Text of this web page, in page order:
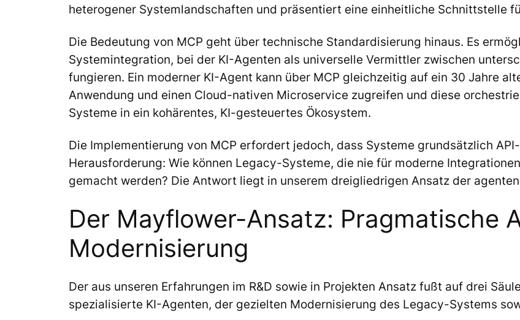
heterogener Systemlandschaften und präsentiert eine einheitliche Schnittstelle
Die Bedeutung von MCP geht über technische Standardisierung hinaus. Es
Systemintegration, bei der KI-Agenten als universelle Vermittler zwischen
fungieren. Ein moderner KI-Agent kann über MCP gleichzeitig auf ein 30 Jahre
Anwendung und einen Cloud-nativen Microservice zugreifen und diese
Systeme in ein kohärentes, KI-gesteuertes Ökosystem.
Die Implementierung von MCP erfordert jedoch, dass Systeme grundsätzlich
Herausforderung: Wie können Legacy-Systeme, die nie für moderne
gemacht werden? Die Antwort liegt in unserem dreigliedrigen Ansatz der
Der Mayflower-Ansatz: Pragmatische
Modernisierung
Der aus unseren Erfahrungen im R&D sowie in Projekten Ansatz fußt auf drei
spezialisierte KI-Agenten, der gezielten Modernisierung des Legacy-Systems